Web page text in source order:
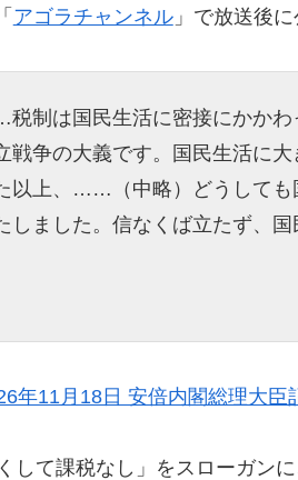
アゴラチャンネル」で放送後に
税制は国民生活に密接にかか
戦争の大義です。国民生活に
以上、……（中略）どうしても
しました。信なくば立たず、
年11月18日 安倍内閣総理大臣
して課税なし」をスローガン